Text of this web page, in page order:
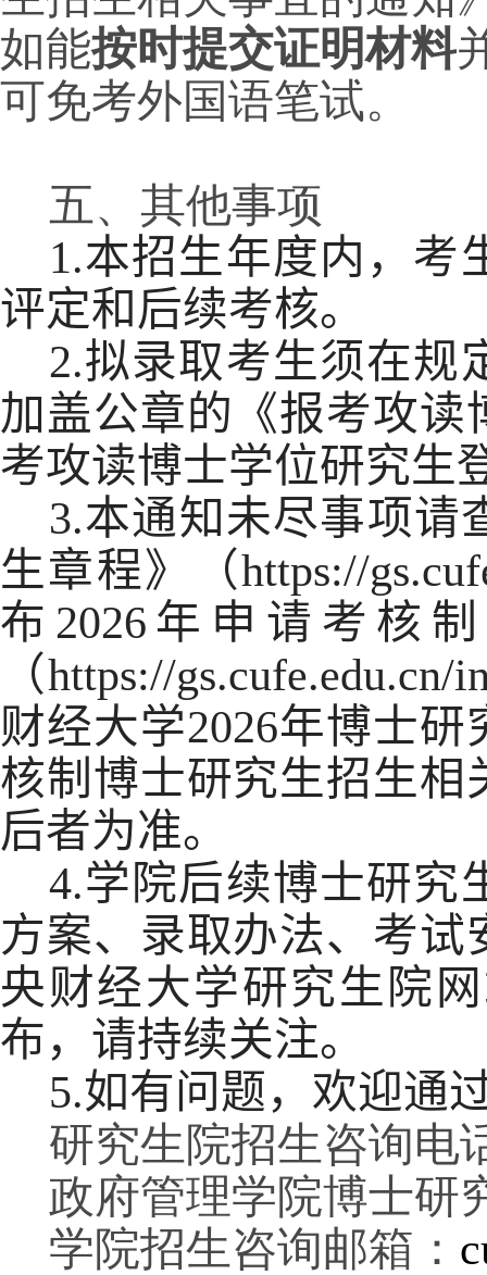
如能按时提交证明材料
可免考外国语笔试。
五、其他事项
1.本招生年度内，考
评定和后续考核。
2.拟录取考生须在规
加盖公章的《报考攻
考攻读博士学位研究生
3.本通知未尽事项请
生章程》（https://
布2026年申请考核
（https://
财经大学2026年博士
核制博士研究生招生
后者为准。
4.学院后续博士研究
方案、录取办法、考
央财经大学研究生院
布，请持续关注。
5.如有问题，欢迎通
研究生院招生咨询电
政府管理学院博士研
学院招生咨询邮箱：